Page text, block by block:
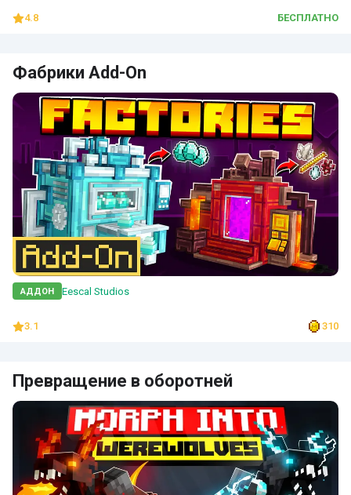
4.8 БЕСПЛАТНО
Фабрики Add-On
АДДОН Eescal Studios
3.1 310
Превращение в оборотней